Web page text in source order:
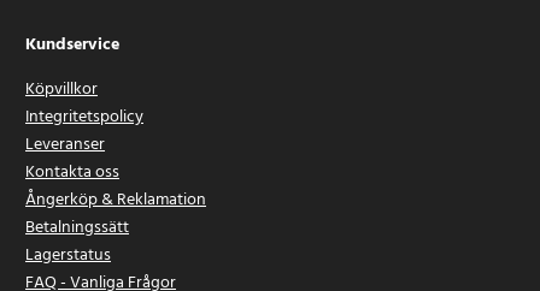
Kundservice
Köpvillkor
Integritetspolicy
Leveranser
Kontakta oss
Ångerköp & Reklamation
Betalningssätt
Lagerstatus
FAQ - Vanliga Frågor